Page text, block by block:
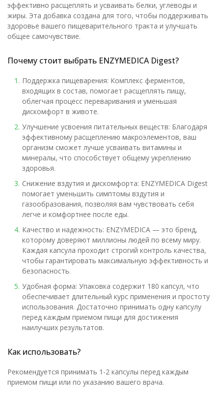
эффективно расщеплять и усваивать белки, углеводы и
жиры. Эта добавка создана для того, чтобы поддерживать
здоровье вашего пищеварительного тракта и улучшать
общее самочувствие.
Почему стоит выбрать ENZYMEDICA Digest?
Поддержка пищеварения: Комплекс ферментов,
входящих в состав, помогает расщеплять пищу,
облегчая процесс переваривания и уменьшая
дискомфорт в животе.
Улучшение усвоения питательных веществ: Благодаря
эффективному расщеплению макроэлементов, ваш
организм сможет лучше усваивать витамины и
минералы, что способствует общему укреплению
здоровья.
Снижение вздутия и дискомфорта: ENZYMEDICA Digest
помогает уменьшить симптомы вздутия и
газообразования, позволяя вам чувствовать себя
легче и комфортнее после еды.
Качество и надежность: ENZYMEDICA — это бренд,
которому доверяют миллионы людей по всему миру.
Каждая капсула проходит строгий контроль качества,
чтобы гарантировать максимальную эффективность и
безопасность.
Удобная форма: Упаковка содержит 180 капсул, что
обеспечивает длительный курс применения и простоту
использования. Достаточно принимать одну капсулу
перед каждым приемом пищи для достижения
наилучших результатов.
Как использовать?
Рекомендуется принимать 1-2 капсулы перед каждым
приемом пищи или по указанию вашего врача.